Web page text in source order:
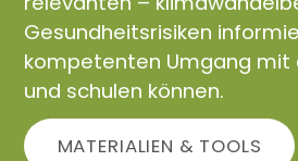
Gesundheitsrisiken
kompetenten Umgang mit
und schulen können.
MATERIALIEN & TOOLS